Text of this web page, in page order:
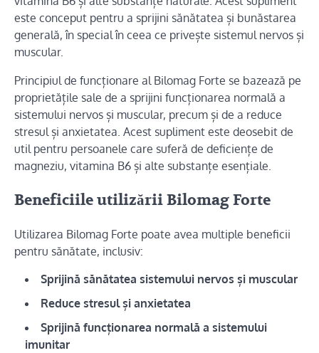
este conceput pentru a sprijini sănătatea și bunăstarea
generală, în special în ceea ce privește sistemul nervos și
muscular.
Principiul de funcționare al Bilomag Forte se bazează pe
proprietățile sale de a sprijini funcționarea normală a
sistemului nervos și muscular, precum și de a reduce
stresul și anxietatea. Acest supliment este deosebit de
util pentru persoanele care suferă de deficiențe de
magneziu, vitamina B6 și alte substanțe esențiale.
Beneficiile utilizării Bilomag Forte
Utilizarea Bilomag Forte poate avea multiple beneficii
pentru sănătate, inclusiv:
Sprijină sănătatea sistemului nervos și muscular
Reduce stresul și anxietatea
Sprijină funcționarea normală a sistemului
imunitar